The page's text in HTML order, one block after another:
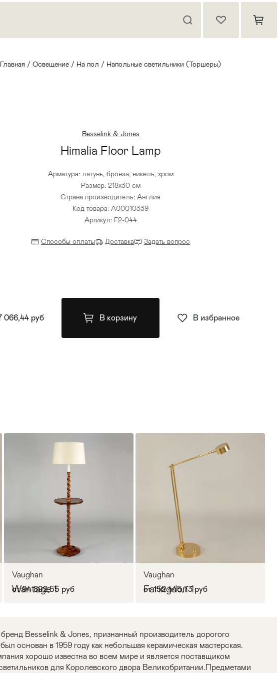
Главная / Освещение / На пол / Напольные светильники (Торшеры)
Besselink & Jones
Himalia Floor Lamp
Арматура: латунь, бронза, никель, хром
Размер: 218х30 см
Страна производитель: Англия
Код товара: A00010339
Артикул: F2-044
Способы оплаты Доставка Задать вопрос
066,44 руб В корзину В избранное
Vaughan
Wantage 1
от 94 892,55 руб
Vaughan
Faringdon 1
от 152 445,73 руб
Besselink & Jones, признанный производитель дорогого
основан в 1959 году как небольшая керамическая мастерская.
хорошо известна во всем мире и является поставщиком
для Королевского двора Великобритании.Предметами